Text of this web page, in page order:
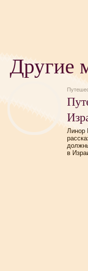
Другие
Линор
в